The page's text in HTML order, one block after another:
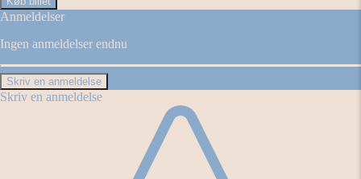
Anmeldelser
Ingen anmeldelser endnu
Skriv en anmeldelse
Skriv en anmeldelse